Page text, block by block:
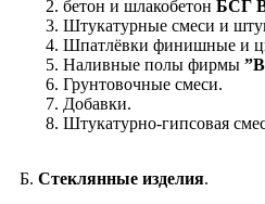
бетон и шлакобетон БСГ
Штукатурные смеси и
Шпатлёвки финишные и
Наливные полы фирмы
Грунтовочные смеси.
Добавки.
Штукатурно-гипсовая
Б. Стеклянные изделия.